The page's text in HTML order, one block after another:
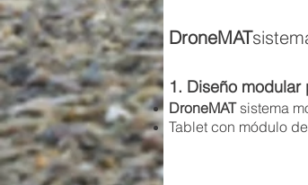
DroneMAT
1. Diseño
DroneMAT sistema
Tablet con módulo